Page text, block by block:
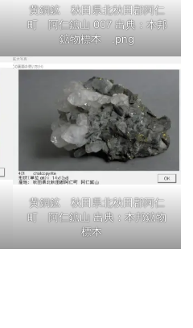
黄銅鉱 秋田県北秋田郡阿仁
町 阿仁鉱山 007 出典：本邦
鉱物標本 .png
黄銅鉱 秋田県北秋田郡阿仁
町 阿仁鉱山 出典：本邦鉱物
標本